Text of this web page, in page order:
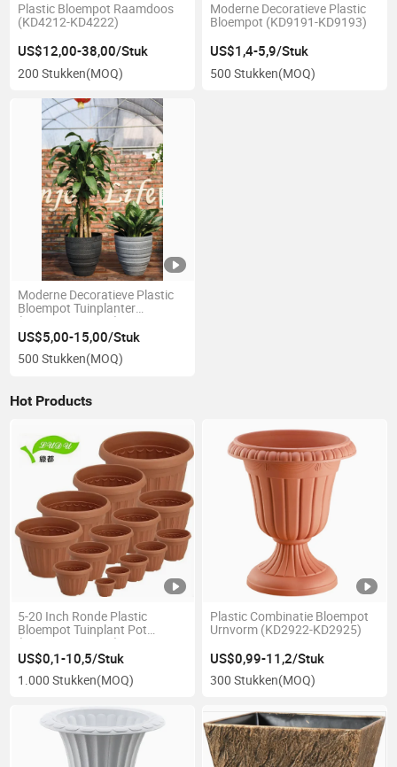
Plastic Bloempot Raamdoos
(KD4212-KD4222)
US$12,00-38,00/Stuk
200 Stukken(MOQ)
Moderne Decoratieve Plastic
Bloempot (KD9191-KD9193)
US$1,4-5,9/Stuk
500 Stukken(MOQ)
Moderne Decoratieve Plastic
Bloempot Tuinplanter
(KD8961-KD8963)
US$5,00-15,00/Stuk
500 Stukken(MOQ)
Hot Products
5-20 Inch Ronde Plastic
Bloempot Tuinplant Pot
(KD2000-KD2013)
US$0,1-10,5/Stuk
1.000 Stukken(MOQ)
Plastic Combinatie Bloempot
Urnvorm (KD2922-KD2925)
US$0,99-11,2/Stuk
300 Stukken(MOQ)